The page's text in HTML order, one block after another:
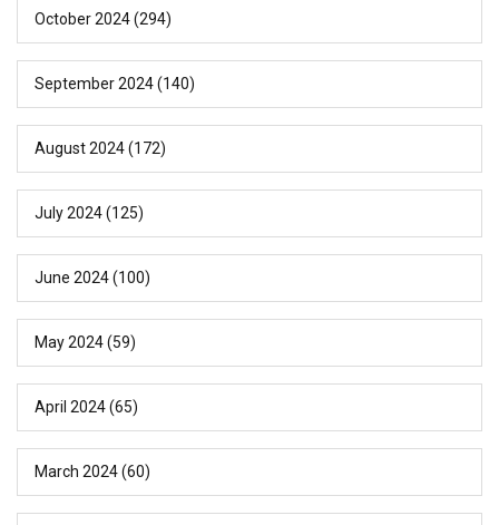
October 2024(294)
September 2024(140)
August 2024(172)
July 2024(125)
June 2024(100)
May 2024(59)
April 2024(65)
March 2024(60)